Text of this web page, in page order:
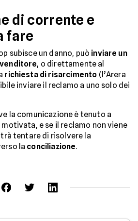
di corrente e
fare
subisce un danno, può inviare un
, o direttamente al
richiesta di risarcimento (l’Arera
inviare il reclamo a uno solo dei
la comunicazione è tenuto a
e se il reclamo non viene
tentare di risolvere la
la conciliazione.